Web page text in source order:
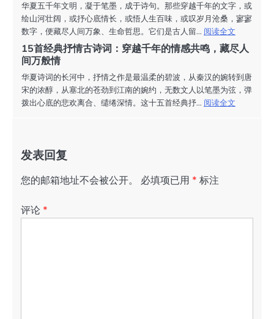
华夏五千年文明，凝于笔墨，成于诗句。那些穿越千年的文字，或
绘山河壮阔，或抒心底情长，或悟人生百味，或叹岁月沧桑，寥寥
数字，便藏尽人间万象、生命哲思。它们是古人留... 阅读全文
15首经典抒情古诗词：穿越千年的情感共鸣，藏尽人
间万般情
华夏诗词的长河中，抒情之作是最温柔的碧波，从秦汉的婉转到唐
宋的浓醇，从塞北的苍劲到江南的婉约，无数文人以笔墨为弦，弹
拨出心底的悲欢离合、缱绻深情。这十五首经典抒... 阅读全文
发表回复
您的邮箱地址不会被公开。 必填项已用 * 标注
评论 *